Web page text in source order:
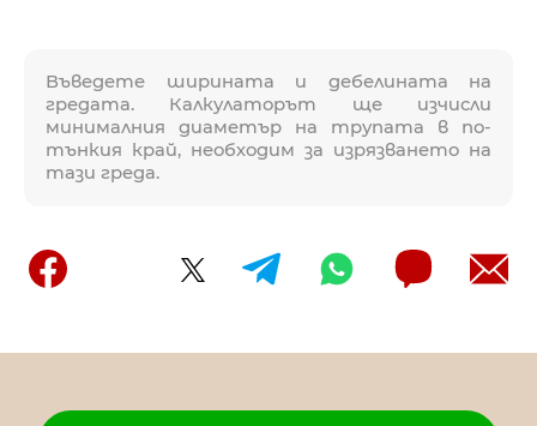
Въведете ширината и дебелината на
гредата. Калкулаторът ще изчисли
минималния диаметър на трупата в по-
тънкия край, необходим за изрязването на
тази греда.